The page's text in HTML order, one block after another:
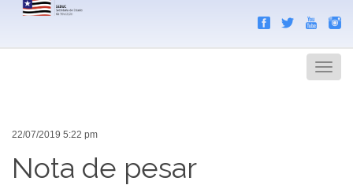
Menu
22/07/2019 5:22 pm
Nota de pesar